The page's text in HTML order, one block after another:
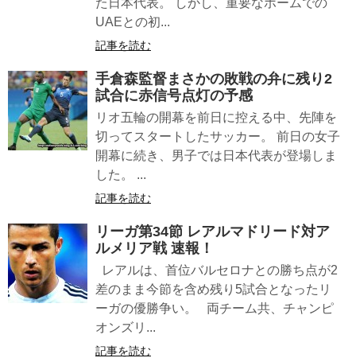
UAEとの初...
記事を読む
手倉森監督まさかの敗戦の弁に残り2
試合に赤信号点灯の予感
リオ五輪の開幕を前日に控える中、先陣を
切ってスタートしたサッカー。 前日の女子
開幕に続き、男子では日本代表が登場しま
した。 ...
記事を読む
リーガ第34節 レアルマドリード対ア
ルメリア戦 速報！
レアルは、首位バルセロナとの勝ち点が2
差のまま今節を含め残り5試合となったリ
ーガの優勝争い。 両チーム共、チャンピ
オンズリ...
記事を読む